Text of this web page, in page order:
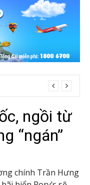
ngồi từ
“ngán”
chính Trần Hưng